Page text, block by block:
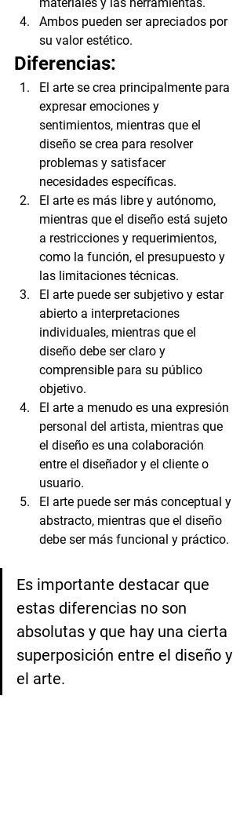
materiales y las herramientas.
Ambos pueden ser apreciados por
su valor estético.
Diferencias:
El arte se crea principalmente para
expresar emociones y
sentimientos, mientras que el
diseño se crea para resolver
problemas y satisfacer
necesidades específicas.
El arte es más libre y autónomo,
mientras que el diseño está sujeto
a restricciones y requerimientos,
como la función, el presupuesto y
las limitaciones técnicas.
El arte puede ser subjetivo y estar
abierto a interpretaciones
individuales, mientras que el
diseño debe ser claro y
comprensible para su público
objetivo.
El arte a menudo es una expresión
personal del artista, mientras que
el diseño es una colaboración
entre el diseñador y el cliente o
usuario.
El arte puede ser más conceptual y
abstracto, mientras que el diseño
debe ser más funcional y práctico.
Es importante destacar que
estas diferencias no son
absolutas y que hay una cierta
superposición entre el diseño y
el arte.